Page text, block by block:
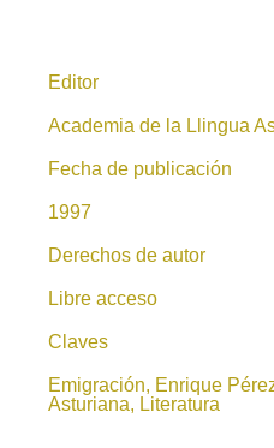
Editor
Academia de la Llingua
Fecha de publicación
1997
Derechos de autor
Libre acceso
Claves
Emigración, Enrique
Asturiana, Literatura